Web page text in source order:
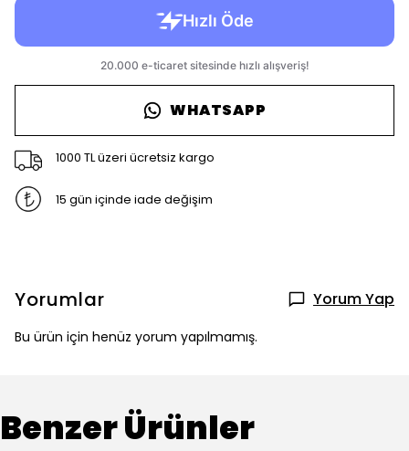
WHATSAPP
1000 TL üzeri ücretsiz kargo
15 gün içinde iade değişim
Yorumlar Yorum Yap
Bu ürün için henüz yorum yapılmamış.
Benzer Ürünler